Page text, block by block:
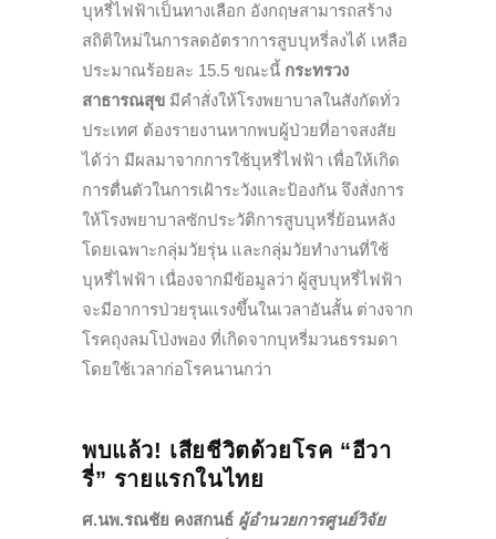
บุหรี่ไฟฟ้าเป็นทางเลือก อังกฤษสามารถสร้าง
สถิติใหม่ในการลดอัตราการสูบบุหรี่ลงได้ เหลือ
ประมาณร้อยละ 15.5 ขณะนี้ กระทรวง
สาธารณสุข มีคำสั่งให้โรงพยาบาลในสังกัดทั่ว
ประเทศ ต้องรายงานหากพบผู้ป่วยที่อาจสงสัย
ได้ว่า มีผลมาจากการใช้บุหรี่ไฟฟ้า เพื่อให้เกิด
การตื่นตัวในการเฝ้าระวังและป้องกัน จึงสั่งการ
ให้โรงพยาบาลซักประวัติการสูบบุหรี่ย้อนหลัง
โดยเฉพาะกลุ่มวัยรุ่น และกลุ่มวัยทำงานที่ใช้
บุหรี่ไฟฟ้า เนื่องจากมีข้อมูลว่า ผู้สูบบุหรี่ไฟฟ้า
จะมีอาการป่วยรุนแรงขึ้นในเวลาอันสั้น ต่างจาก
โรคถุงลมโป่งพอง ที่เกิดจากบุหรี่มวนธรรมดา
โดยใช้เวลาก่อโรคนานกว่า
พบแล้ว! เสียชีวิตด้วยโรค “อีวา
รี่” รายแรกในไทย
ศ.นพ.รณชัย คงสกนธ์ ผู้อำนวยการศูนย์วิจัย